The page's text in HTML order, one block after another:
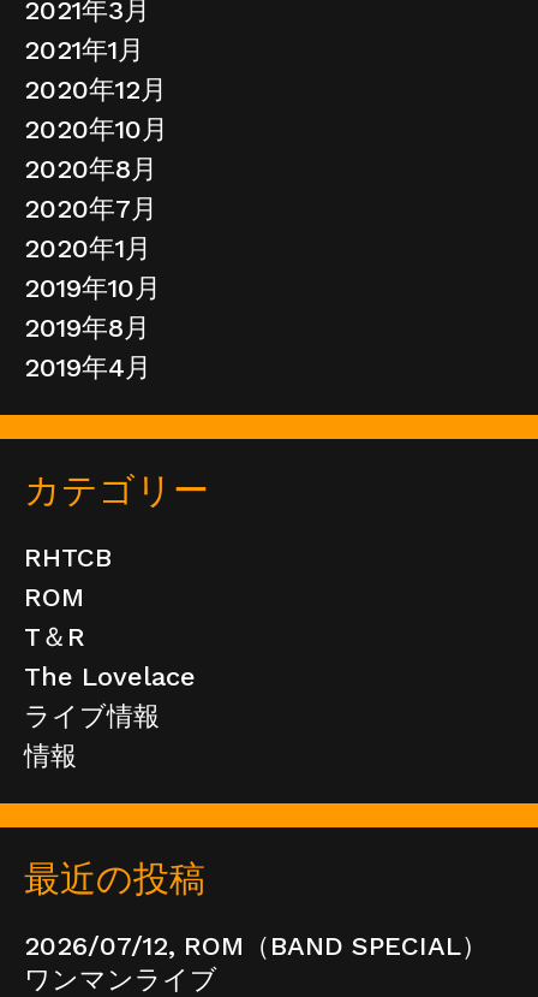
2021年3月
2021年1月
2020年12月
2020年10月
2020年8月
2020年7月
2020年1月
2019年10月
2019年8月
2019年4月
カテゴリー
RHTCB
ROM
T＆R
The Lovelace
ライブ情報
情報
最近の投稿
2026/07/12, ROM（BAND SPECIAL）
ワンマンライブ